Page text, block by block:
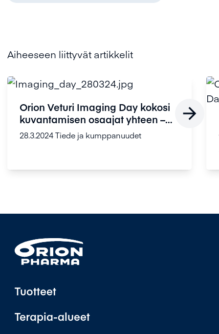
Aiheeseen liittyvät artikkelit
Orion Veturi Imaging Day kokosi
kuvantamisen osaajat yhteen –
Lä...
28.3.2024Tiede ja kumppanuudet

Tuotteet
Terapia-alueet